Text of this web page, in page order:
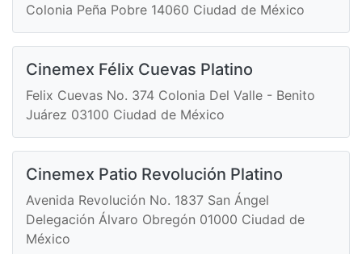
Colonia Peña Pobre 14060 Ciudad de México
Cinemex Félix Cuevas Platino
Felix Cuevas No. 374 Colonia Del Valle - Benito
Juárez 03100 Ciudad de México
Cinemex Patio Revolución Platino
Avenida Revolución No. 1837 San Ángel
Delegación Álvaro Obregón 01000 Ciudad de
México